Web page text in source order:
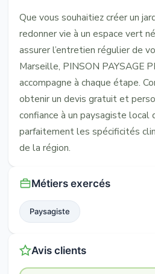
Que vous souhaitiez créer un
redonner vie à un espace vert
assurer l’entretien régulier de
Marseille, PINSON PAYSAGE
accompagne à chaque étape.
obtenir un devis gratuit et
confiance à un paysagiste local
parfaitement les spécificités
de la région.
Métiers exercés
Paysagiste
Avis clients